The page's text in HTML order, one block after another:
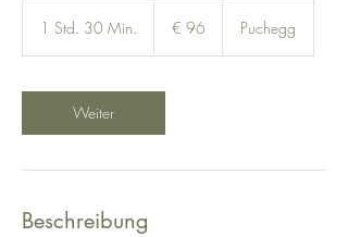
1 Std. 30 Min.
d
0
i
.
€ 96 Puchegg
Weiter
Beschreibung